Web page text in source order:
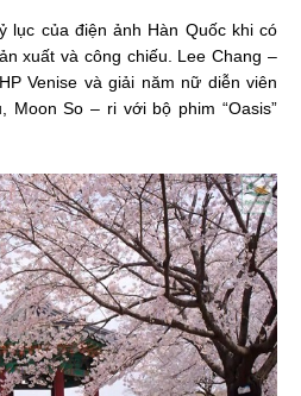
lục của điện ảnh Hàn Quốc khi có
xuất và công chiếu. Lee Chang –
Venise và giải năm nữ diễn viên
Moon So – ri với bộ phim “Oasis”